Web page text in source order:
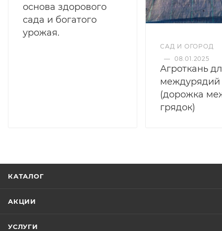
основа здорового
сада и богатого
урожая.
САД И ОГОРОД
— 08.01.2025
Агроткань
междурядий
(дорожка
грядок)
КАТАЛОГ
АКЦИИ
УСЛУГИ